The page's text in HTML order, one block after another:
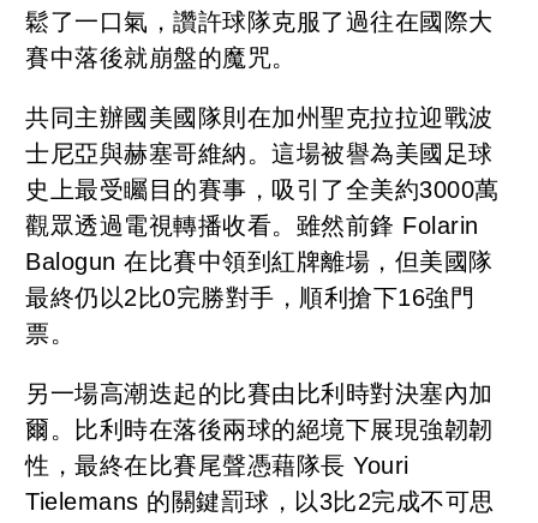
鬆了一口氣，讚許球隊克服了過往在國際大
賽中落後就崩盤的魔咒。
共同主辦國美國隊則在加州聖克拉拉迎戰波
士尼亞與赫塞哥維納。這場被譽為美國足球
史上最受矚目的賽事，吸引了全美約3000萬
觀眾透過電視轉播收看。雖然前鋒 Folarin
Balogun 在比賽中領到紅牌離場，但美國隊
最終仍以2比0完勝對手，順利搶下16強門
票。
另一場高潮迭起的比賽由比利時對決塞內加
爾。比利時在落後兩球的絕境下展現強韌韌
性，最終在比賽尾聲憑藉隊長 Youri
Tielemans 的關鍵罰球，以3比2完成不可思